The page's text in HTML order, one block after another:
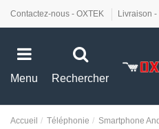
Contactez-nous - OXTEK Livraison
Menu Rechercher
Accueil Téléphonie Smartphone